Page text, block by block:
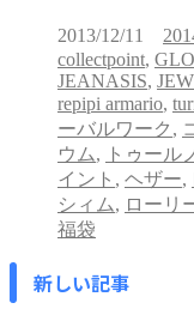
2013/12/11
collectpoint,
JEANASIS,
repipi armario,
ーバルワーク ,
ウム, トゥール
イント , ヘザー,
シィム, ローリ
福袋
新しい記事